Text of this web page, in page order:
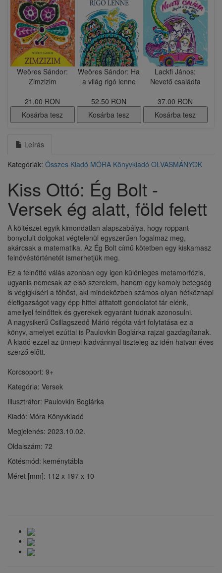
Weöres Sándor:
Zimzizim
21.00 RON
Kosárba tesz
Weöres Sándor: Ha
a világ rigó lenne
52.50 RON
Kosárba tesz
Lackfi János:
Nevető családfa
37.00 RON
Kosárba tesz
Leírás
Kategóriák: Összes Kiadó MÓRA Könyvkiadó OLVASMÁNYOK
Kiss Ottó: Ég Bolt -
Versek ég alatt, föld felett
A költészet egyik kimondatlan alapszabálya, hogy roppant
bonyolult dolgokat végtelenül egyszerűen fogalmaz meg,
akárcsak a matematika. Az Ég Bolt című kötetben egy kiskamasz
felnövéstörténetét ismerhetjük meg.
Ez a felnőtté válás azonban egy igen különleges metamorfózis,
ugyanis nemcsak az első szerelem, hanem egy komoly betegség
is végigkíséri a főhőst, aki mindeközben számos olyan hétköznapi
életigazságot vagy épp hittel átitatott gondolatot tár elénk,
amellyel felnőttek és gyerekek egyaránt tudnak azonosulni.
A nagysikerű Csillagszedő Márió régóta várt folytatása ez a
könyv, amelyet ezúttal is Paulovkin Boglárka rajzai gazdagítanak.
A kiadó ezzel az ünnepi kiadvánnyal tiszteleg az idén hatvan éves
szerző előtt.
Korcsoport: 9+
Kategória: Versek
Illusztrátor: Paulovkin Boglárka
Kiadó: Móra Könyvkiadó
Megjelenés: 2023.10.02.
Oldalszám: 72
Kötésmód: keménytábla
Méret [mm]: 112 x 197 x 10